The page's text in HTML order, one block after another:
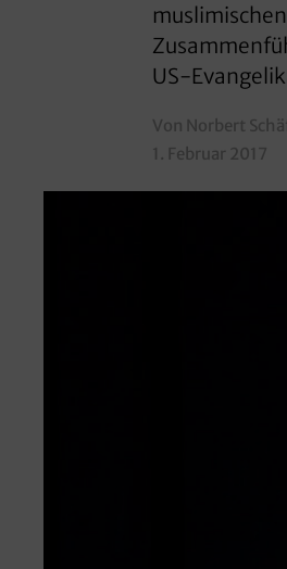
US-
Von Norbert
1. Februar 2017